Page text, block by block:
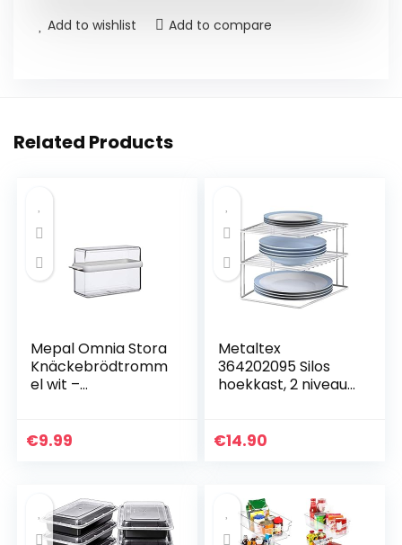
Add to wishlist Add to compare
Related Products
Mepal Omnia Stora
Knäckebrödtromm
el wit –
verpakking
€9.99
Metaltex
364202095 Silos
hoekkast, 2 niveaus,
€14.90